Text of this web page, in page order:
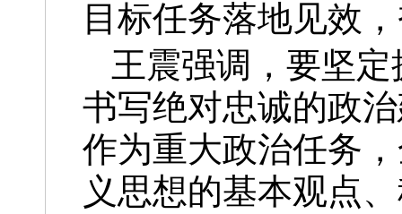
目标任务落地见效
王震强调，要坚定
书写绝对忠诚的政
作为重大政治任务
义思想的基本观点